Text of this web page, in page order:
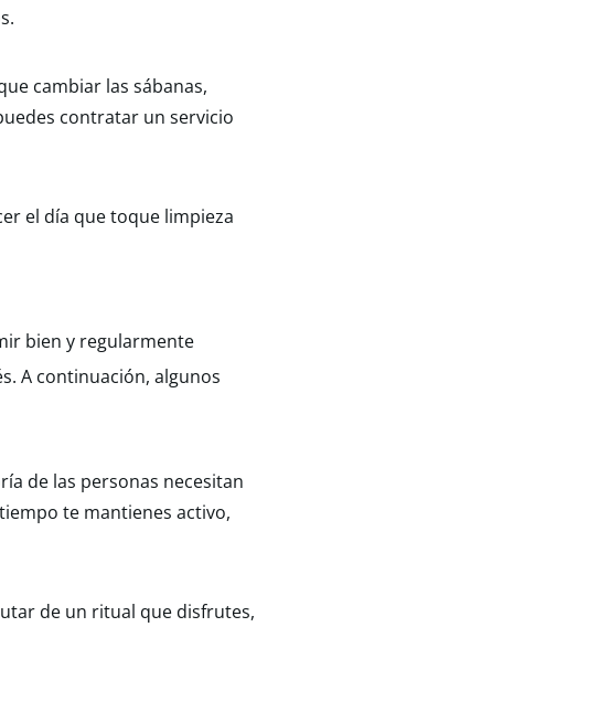
cambiar las sábanas,
contratar un servicio
el día que toque limpieza
bien y regularmente
A continuación, algunos
de las personas necesitan
te mantienes activo,
de un ritual que disfrutes,